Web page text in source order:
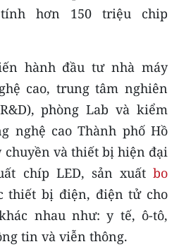
hơn 150 triệu chip
hành đầu tư nhà máy
cao, trung tâm nghiên
phòng Lab và kiểm
nghệ cao Thành phố Hồ
chuyền và thiết bị hiện đại
chíp LED, sản xuất bo
thiết bị điện, điện tử cho
nhau như: y tế, ô-tô,
tin và viễn thông.